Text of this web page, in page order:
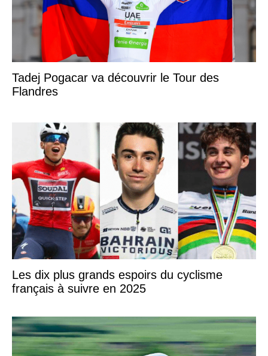
Tadej Pogacar va découvrir le Tour des
Flandres
Les dix plus grands espoirs du cyclisme
français à suivre en 2025